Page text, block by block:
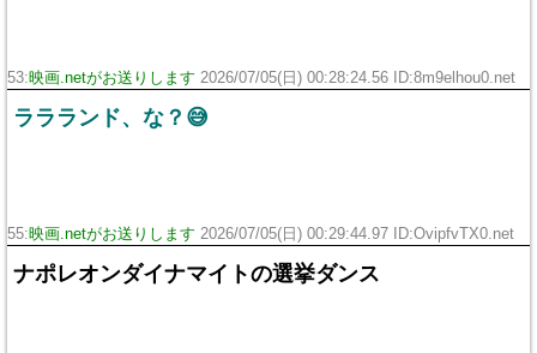
53:映画.netがお送りします 2026/07/05(日) 00:28:24.56 ID:8m9elhou0.net
ララランド、な？😅
55:映画.netがお送りします 2026/07/05(日) 00:29:44.97 ID:OvipfvTX0.net
ナポレオンダイナマイトの選挙ダンス